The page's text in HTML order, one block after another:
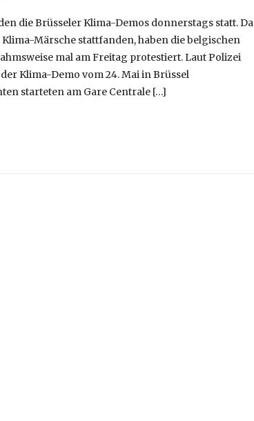
die Brüsseler Klima-Demos donnerstags statt. Da
Märsche stattfanden, haben die belgischen
mal am Freitag protestiert. Laut Polizei
Klima-Demo vom 24. Mai in Brüssel
starteten am Gare Centrale […]